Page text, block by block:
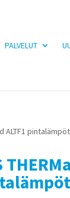
PALVELUT
ALTF1